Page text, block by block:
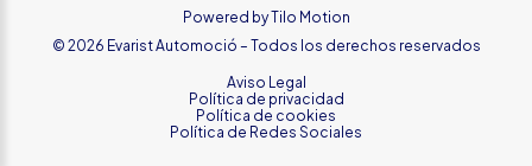
Powered byTilo Motion
© 2026 Evarist Automoció – Todos los derechos reservados
Aviso Legal
Política de privacidad
Política de cookies
Política de Redes Sociales